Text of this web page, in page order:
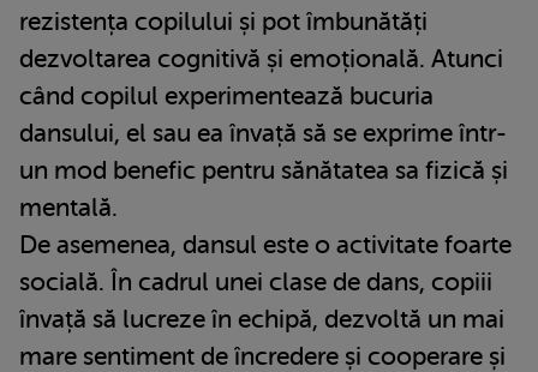
rezistența copilului și pot îmbunătăți
dezvoltarea cognitivă și emoțională. Atunci
când copilul experimentează bucuria
dansului, el sau ea învață să se exprime într-
un mod benefic pentru sănătatea sa fizică și
mentală.
De asemenea, dansul este o activitate foarte
socială. În cadrul unei clase de dans, copiii
învață să lucreze în echipă, dezvoltă un mai
mare sentiment de încredere și cooperare și